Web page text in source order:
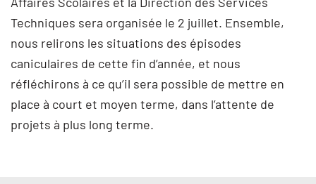
Techniques sera organisée le 2 juillet. Ensemble,
nous relirons les situations des épisodes
caniculaires de cette fin d’année, et nous
réfléchirons à ce qu’il sera possible de mettre en
place à court et moyen terme, dans l’attente de
projets à plus long terme.